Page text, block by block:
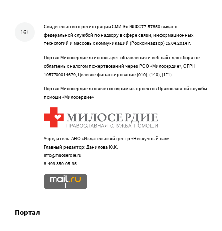
16+
Свидетельство о регистрации СМИ Эл № ФС77-57850 выдано
федеральной службой по надзору в сфере связи, информационных
технологий и массовых коммуникаций (Роскомнадзор) 25.04.2014 г.
Портал Милосердие.ru использует объявления и веб-сайт для сбора не
облагаемых налогом пожертвований через РОО «Милосердие», ОГРН
1057700014679, Целевое финансирование (010), (140), (171)
Портал Милосердие.ru является одним из проектов Православной службы
помощи «Милосердие»
Учредитель: АНО «Издательский центр «Нескучный сад»
Главный редактор: Данилова Ю.К.
info@miloserdie.ru
8-499-350-05-95
Портал